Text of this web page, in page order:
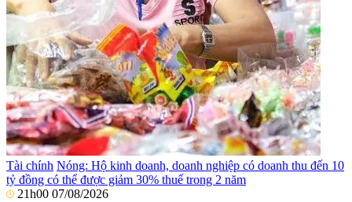
Tài chính Nóng: Hộ kinh doanh, doanh nghiệp có doanh thu đến 10
tỷ đồng có thể được giảm 30% thuế trong 2 năm
21h00 07/08/2026